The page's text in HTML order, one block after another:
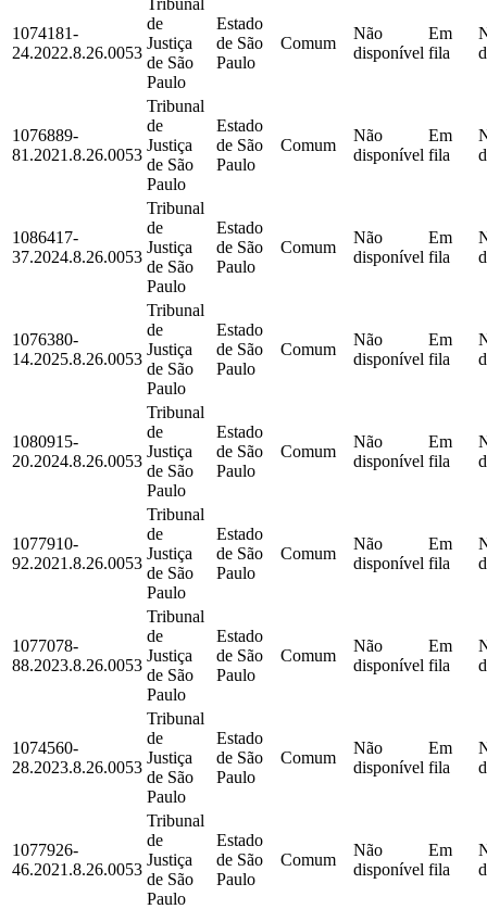
1074181-
24.2022.8.26.0053
de
Justiça
de São
Paulo
Estado
de São
Paulo
Comum
Não
disponível
Em
fila
1076889-
81.2021.8.26.0053
Tribunal
de
Justiça
de São
Paulo
Estado
de São
Paulo
Comum
Não
disponível
Em
fila
1086417-
37.2024.8.26.0053
Tribunal
de
Justiça
de São
Paulo
Estado
de São
Paulo
Comum
Não
disponível
Em
fila
1076380-
14.2025.8.26.0053
Tribunal
de
Justiça
de São
Paulo
Estado
de São
Paulo
Comum
Não
disponível
Em
fila
1080915-
20.2024.8.26.0053
Tribunal
de
Justiça
de São
Paulo
Estado
de São
Paulo
Comum
Não
disponível
Em
fila
1077910-
92.2021.8.26.0053
Tribunal
de
Justiça
de São
Paulo
Estado
de São
Paulo
Comum
Não
disponível
Em
fila
1077078-
88.2023.8.26.0053
Tribunal
de
Justiça
de São
Paulo
Estado
de São
Paulo
Comum
Não
disponível
Em
fila
1074560-
28.2023.8.26.0053
Tribunal
de
Justiça
de São
Paulo
Estado
de São
Paulo
Comum
Não
disponível
Em
fila
1077926-
46.2021.8.26.0053
Tribunal
de
Justiça
de São
Paulo
Estado
de São
Paulo
Comum
Não
disponível
Em
fila